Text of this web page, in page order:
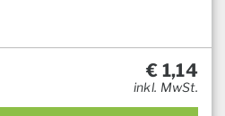
€ 1,14
inkl. MwSt.